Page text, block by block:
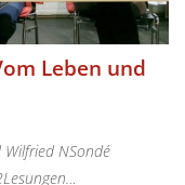
Leben und
NSondé